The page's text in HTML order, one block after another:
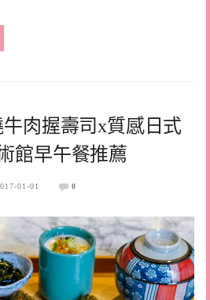
肉握壽司x質感日式
館早午餐推薦
01-01 0